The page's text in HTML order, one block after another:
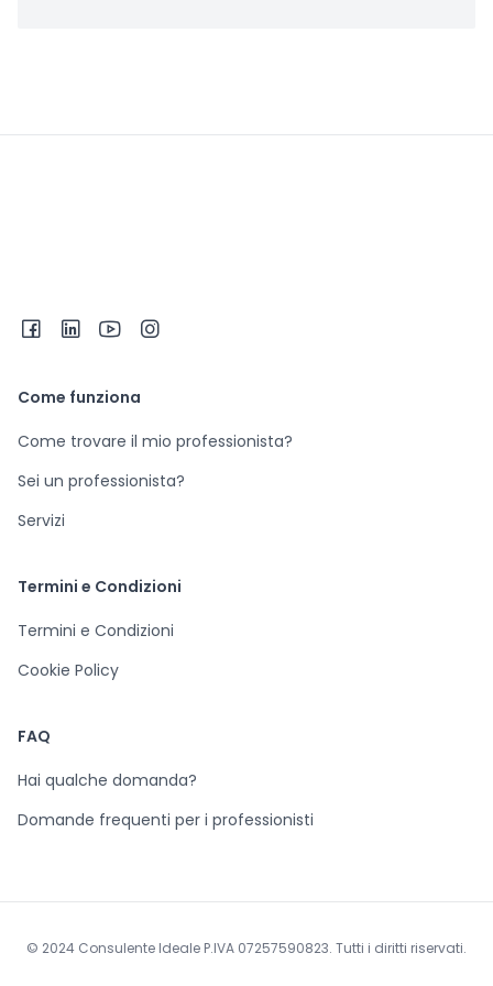
Come funziona
Come trovare il mio professionista?
Sei un professionista?
Servizi
Termini e Condizioni
Termini e Condizioni
Cookie Policy
FAQ
Hai qualche domanda?
Domande frequenti per i professionisti
© 2024 Consulente Ideale P.IVA 07257590823. Tutti i diritti riservati.